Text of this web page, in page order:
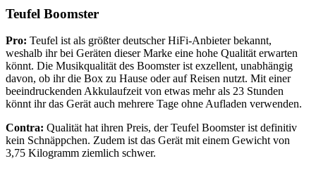
Teufel Boomster
Pro: Teufel ist als größter deutscher HiFi-Anbieter bekannt,
weshalb ihr bei Geräten dieser Marke eine hohe Qualität erwarten
könnt. Die Musikqualität des Boomster ist exzellent, unabhängig
davon, ob ihr die Box zu Hause oder auf Reisen nutzt. Mit einer
beeindruckenden Akkulaufzeit von etwas mehr als 23 Stunden
könnt ihr das Gerät auch mehrere Tage ohne Aufladen verwenden.
Contra: Qualität hat ihren Preis, der Teufel Boomster ist definitiv
kein Schnäppchen. Zudem ist das Gerät mit einem Gewicht von
3,75 Kilogramm ziemlich schwer.